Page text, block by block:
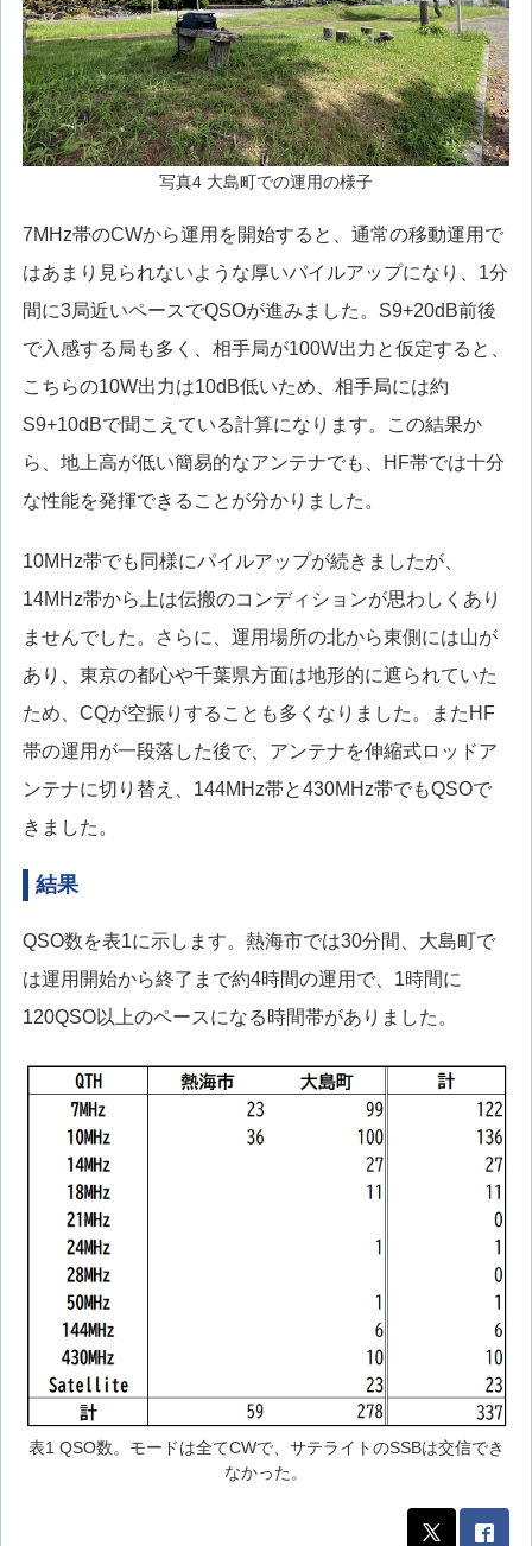
写真4 大島町での運用の様子
7MHz帯のCWから運用を開始すると、通常の移動運用で
はあまり見られないような厚いパイルアップになり、1分
間に3局近いペースでQSOが進みました。S9+20dB前後
で入感する局も多く、相手局が100W出力と仮定すると、
こちらの10W出力は10dB低いため、相手局には約
S9+10dBで聞こえている計算になります。この結果か
ら、地上高が低い簡易的なアンテナでも、HF帯では十分
な性能を発揮できることが分かりました。
10MHz帯でも同様にパイルアップが続きましたが、
14MHz帯から上は伝搬のコンディションが思わしくあり
ませんでした。さらに、運用場所の北から東側には山が
あり、東京の都心や千葉県方面は地形的に遮られていた
ため、CQが空振りすることも多くなりました。またHF
帯の運用が一段落した後で、アンテナを伸縮式ロッドア
ンテナに切り替え、144MHz帯と430MHz帯でもQSOで
きました。
結果
QSO数を表1に示します。熱海市では30分間、大島町で
は運用開始から終了まで約4時間の運用で、1時間に
120QSO以上のペースになる時間帯がありました。
表1 QSO数。モードは全てCWで、サテライトのSSBは交信でき
なかった。